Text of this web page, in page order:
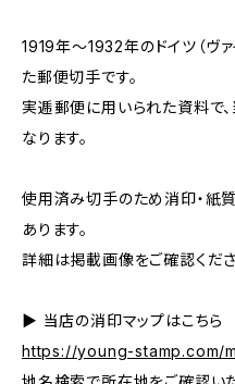
1919年～1932年のドイツ（ヴ
た郵便切手です。
実逓郵便に用いられた資料で
なります。
使用済み切手のため消印・紙
あります。
詳細は掲載画像をご確認くださ
▶ 当店の消印マップはこちら
https://young-stamp.com/